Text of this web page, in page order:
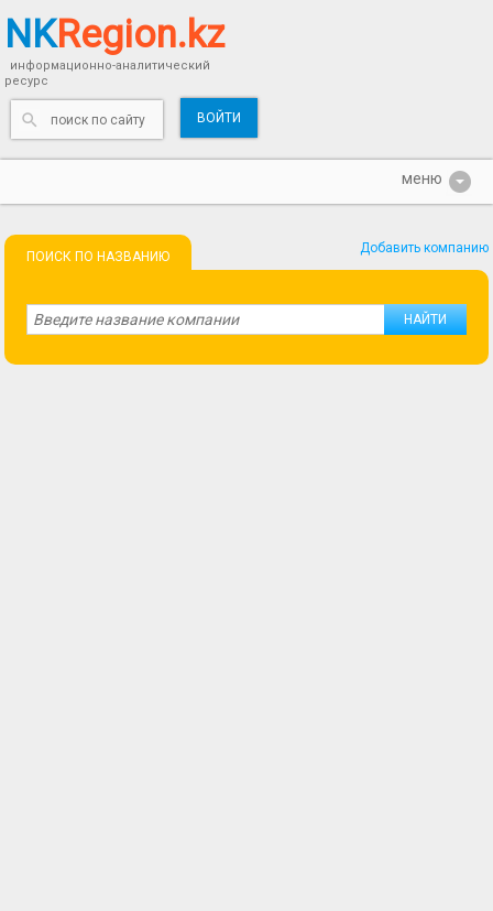
NKRegion.kz
информационно-аналитический
ресурс
ВОЙТИ
ПОИСК ПО НАЗВАНИЮ
Добавить компанию